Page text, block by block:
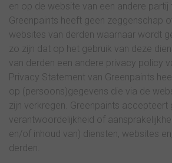
en op de website van een andere partij
Greenpaints heeft geen zeggenschap
websites van derden waarnaar wordt
zo zijn dat op het gebruik van deze
van derden een andere privacy policy
Privacy Statement van Greenpaints
op (persoons)gegevens die via de
zijn verkregen. Greenpaints accepteert
verantwoordelijkheid of
en/of inhoud van) diensten, websites
derden.